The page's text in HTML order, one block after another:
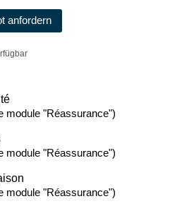
anfordern
module "Réassurance")
module "Réassurance")
module "Réassurance")